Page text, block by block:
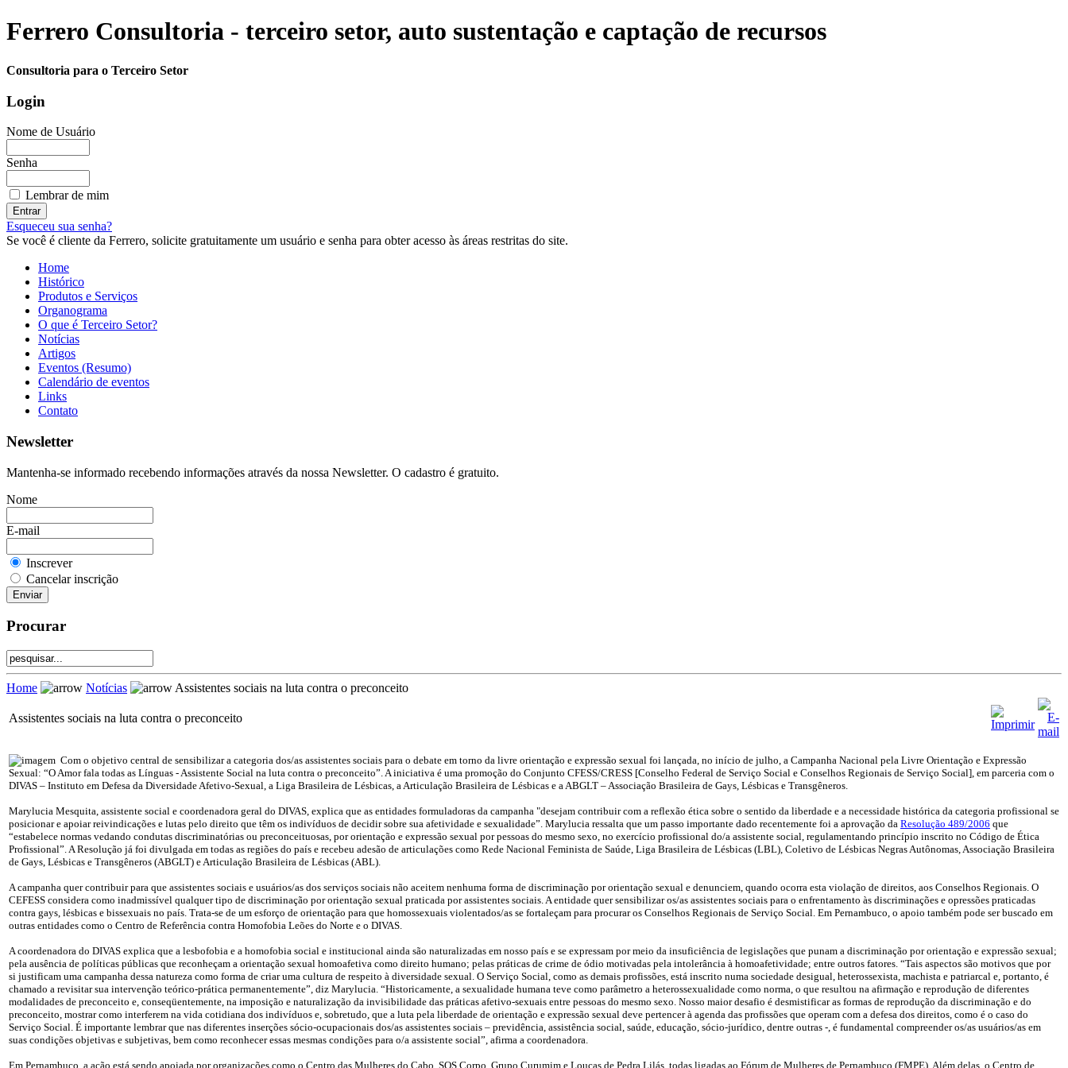
Ferrero Consultoria - terceiro setor, auto sustentação e captação de recursos
Consultoria para o Terceiro Setor
Login
Nome de Usuário
Senha
Lembrar de mim
Esqueceu sua senha?
Se você é cliente da Ferrero, solicite gratuitamente um usuário e senha para obter acesso às áreas restritas do site.
Home
Histórico
Produtos e Serviços
Organograma
O que é Terceiro Setor?
Notícias
Artigos
Eventos (Resumo)
Calendário de eventos
Links
Contato
Newsletter
Mantenha-se informado recebendo informações através da nossa Newsletter. O cadastro é gratuito.
Nome
E-mail
Inscrever
Cancelar inscrição
Procurar
Home Notícias Assistentes sociais na luta contra o preconceito
Assistentes sociais na luta contra o preconceito
Com o objetivo central de sensibilizar a categoria dos/as assistentes sociais para o debate em torno da livre orientação e expressão sexual foi lançada, no início de julho, a Campanha Nacional pela Livre Orientação e Expressão
Sexual: “O Amor fala todas as Línguas - Assistente Social na luta contra o preconceito”. A iniciativa é uma promoção do Conjunto CFESS/CRESS [Conselho Federal de Serviço Social e Conselhos Regionais de Serviço Social], em parceria com o
DIVAS – Instituto em Defesa da Diversidade Afetivo-Sexual, a Liga Brasileira de Lésbicas, a Articulação Brasileira de Lésbicas e a ABGLT – Associação Brasileira de Gays, Lésbicas e Transgêneros.
Marylucia Mesquita, assistente social e coordenadora geral do DIVAS, explica que as entidades formuladoras da campanha "desejam contribuir com a reflexão ética sobre o sentido da liberdade e a necessidade histórica da categoria profissional se
posicionar e apoiar reivindicações e lutas pelo direito que têm os indivíduos de decidir sobre sua afetividade e sexualidade”. Marylucia ressalta que um passo importante dado recentemente foi a aprovação da Resolução 489/2006 que
“estabelece normas vedando condutas discriminatórias ou preconceituosas, por orientação e expressão sexual por pessoas do mesmo sexo, no exercício profissional do/a assistente social, regulamentando princípio inscrito no Código de Ética
Profissional”. A Resolução já foi divulgada em todas as regiões do país e recebeu adesão de articulações como Rede Nacional Feminista de Saúde, Liga Brasileira de Lésbicas (LBL), Coletivo de Lésbicas Negras Autônomas, Associação Brasileira
de Gays, Lésbicas e Transgêneros (ABGLT) e Articulação Brasileira de Lésbicas (ABL).
A campanha quer contribuir para que assistentes sociais e usuários/as dos serviços sociais não aceitem nenhuma forma de discriminação por orientação sexual e denunciem, quando ocorra esta violação de direitos, aos Conselhos Regionais. O
CEFESS considera como inadmissível qualquer tipo de discriminação por orientação sexual praticada por assistentes sociais. A entidade quer sensibilizar os/as assistentes sociais para o enfrentamento às discriminações e opressões praticadas
contra gays, lésbicas e bissexuais no país. Trata-se de um esforço de orientação para que homossexuais violentados/as se fortaleçam para procurar os Conselhos Regionais de Serviço Social. Em Pernambuco, o apoio também pode ser buscado em
outras entidades como o Centro de Referência contra Homofobia Leões do Norte e o DIVAS.
A coordenadora do DIVAS explica que a lesbofobia e a homofobia social e institucional ainda são naturalizadas em nosso país e se expressam por meio da insuficiência de legislações que punam a discriminação por orientação e expressão sexual;
pela ausência de políticas públicas que reconheçam a orientação sexual homoafetiva como direito humano; pelas práticas de crime de ódio motivadas pela intolerância à homoafetividade; entre outros fatores. “Tais aspectos são motivos que por
si justificam uma campanha dessa natureza como forma de criar uma cultura de respeito à diversidade sexual. O Serviço Social, como as demais profissões, está inscrito numa sociedade desigual, heterossexista, machista e patriarcal e, portanto, é
chamado a revisitar sua intervenção teórico-prática permanentemente”, diz Marylucia. “Historicamente, a sexualidade humana teve como parâmetro a heterossexualidade como norma, o que resultou na afirmação e reprodução de diferentes
modalidades de preconceito e, conseqüentemente, na imposição e naturalização da invisibilidade das práticas afetivo-sexuais entre pessoas do mesmo sexo. Nosso maior desafio é desmistificar as formas de reprodução da discriminação e do
preconceito, mostrar como interferem na vida cotidiana dos indivíduos e, sobretudo, que a luta pela liberdade de orientação e expressão sexual deve pertencer à agenda das profissões que operam com a defesa dos direitos, como é o caso do
Serviço Social. É importante lembrar que nas diferentes inserções sócio-ocupacionais dos/as assistentes sociais – previdência, assistência social, saúde, educação, sócio-jurídico, dentre outras -, é fundamental compreender os/as usuários/as em
suas condições objetivas e subjetivas, bem como reconhecer essas mesmas condições para o/a assistente social”, afirma a coordenadora.
Em Pernambuco, a ação está sendo apoiada por organizações como o Centro das Mulheres do Cabo, SOS Corpo, Grupo Curumim e Loucas de Pedra Lilás, todas ligadas ao Fórum de Mulheres de Pernambuco (FMPE). Além delas, o Centro de